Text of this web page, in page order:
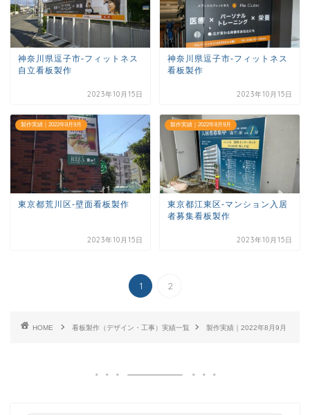
神奈川県逗子市-フィットネス
自立看板製作
2023年10月15日
神奈川県逗子市-フィットネス
看板製作
2023年10月15日
製作実績｜2022年8月9月
東京都荒川区-壁面看板製作
2023年10月15日
製作実績｜2022年8月9月
東京都江東区-マンション入居
者募集看板製作
2023年10月15日
1 2
HOME 看板製作（デザイン・工事）実績一覧 製作実績｜2022年8月9月